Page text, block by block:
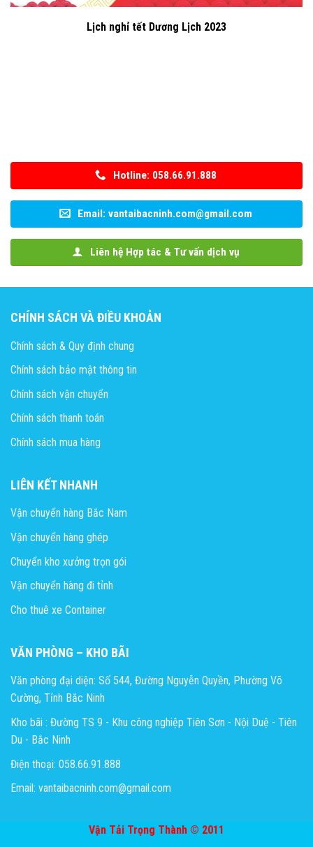
Lịch nghỉ tết Dương Lịch 2023
Hotline: 058.66.91.888
Email: vantaibacninh.com@gmail.com
Liên hệ Hợp tác & Tư vấn dịch vụ
CHÍNH SÁCH VÀ ĐIỀU KHOẢN
Chính sách & Quy định chung
Chính sách bảo mật thông tin
Chính sách vận chuyển
Chính sách thanh toán
Chính sách mua hàng
LIÊN KẾT NHANH
Vận chuyển hàng Bắc Nam
Vận chuyển hàng ghép
Chuyển kho xưởng trọn gói
Vận chuyển hàng đi tỉnh
Cho thuê xe Container
VĂN PHÒNG – KHO BÃI
Văn phòng đại diện: Số 544, Đường Nguyễn Quyền, Phường Võ
Cường, Tỉnh Bắc Ninh
Kho bãi : Đường TS 9 - Khu công nghiệp Tiên Sơn - Nội Duệ - Tiên
Du - Bắc Ninh
Điện thoại: 058.66.91.888
Email: vantaibacninh.com@gmail.com
Vận Tải Trọng Thành © 2011